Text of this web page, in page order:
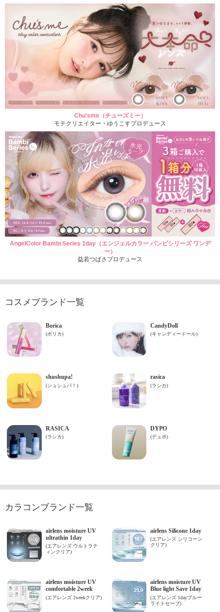
Chu'sme（チューズミー）
モテクリエイター・ゆうこすプロデュース
AngelColor Bambi Series 1day（エンジェルカラー バンビシリーズ ワンデ
ー）
益若つばさプロデュース
コスメブランド一覧
カラコンブランド一覧